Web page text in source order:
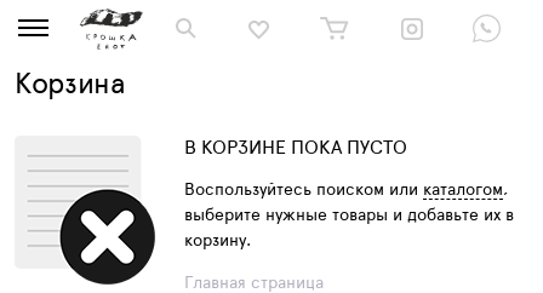
Корзина
В КОРЗИНЕ ПОКА ПУСТО
Воспользуйтесь поиском или каталогом,
выберите нужные товары и добавьте их в
корзину.
Главная страница